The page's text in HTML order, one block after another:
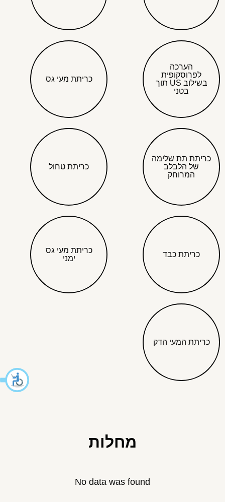
הערכה
לפרוסקופית
בשילוב US תוך
בטני
כריתת מעי גס
כריתת תת שלימה
של הלבלב
המרוחק
כריתת טחול
כריתת כבד
כריתת מעי גס
ימני
כריתת המעי הדק
מחלות
No data was found